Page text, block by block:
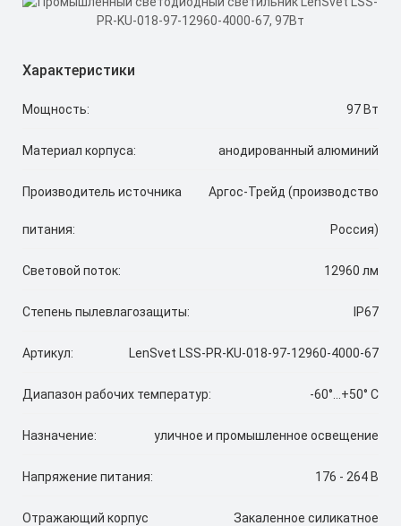
Характеристики
Мощность: 97 Вт
Материал корпуса: анодированный алюминий
Производитель источника
питания:
Аргос-Трейд (производство
Россия)
Световой поток: 12960 лм
Степень пылевлагозащиты: IP67
Артикул: LenSvet LSS-PR-KU-018-97-12960-4000-67
Диапазон рабочих температур: -60°...+50° C
Назначение: уличное и промышленное освещение
Напряжение питания: 176 - 264 В
Отражающий корпус Закаленное силикатное